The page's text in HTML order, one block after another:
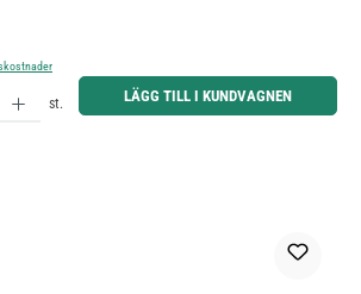
belopp eller använd knapparna för att öka eller minska kvantiteten.
st. LÄGG TILL I KUNDVAGNEN